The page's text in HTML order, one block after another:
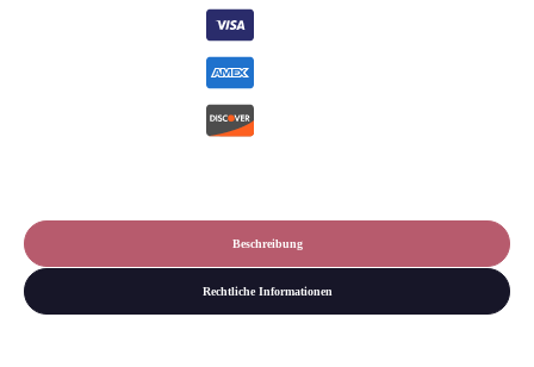
Zombietasse
Menge
Beschreibung
Rechtliche Informationen